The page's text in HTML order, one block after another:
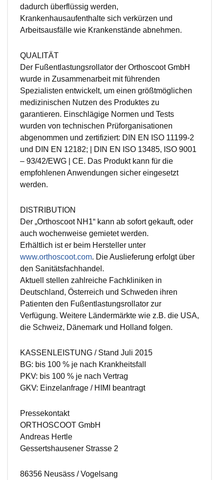
dadurch überflüssig werden,
Krankenhausaufenthalte sich verkürzen und
Arbeitsausfälle wie Krankenstände abnehmen.
QUALITÄT
Der Fußentlastungsrollator der Orthoscoot GmbH
wurde in Zusammenarbeit mit führenden
Spezialisten entwickelt, um einen größtmöglichen
medizinischen Nutzen des Produktes zu
garantieren. Einschlägige Normen und Tests
wurden von technischen Prüforganisationen
abgenommen und zertifiziert: DIN EN ISO 11199-2
und DIN EN 12182; | DIN EN ISO 13485, ISO 9001
– 93/42/EWG | CE. Das Produkt kann für die
empfohlenen Anwendungen sicher eingesetzt
werden.
DISTRIBUTION
Der „Orthoscoot NH1“ kann ab sofort gekauft, oder
auch wochenweise gemietet werden.
Erhältlich ist er beim Hersteller unter
www.orthoscoot.com. Die Auslieferung erfolgt über
den Sanitätsfachhandel.
Aktuell stellen zahlreiche Fachkliniken in
Deutschland, Österreich und Schweden ihren
Patienten den Fußentlastungsrollator zur
Verfügung. Weitere Ländermärkte wie z.B. die USA,
die Schweiz, Dänemark und Holland folgen.
KASSENLEISTUNG / Stand Juli 2015
BG: bis 100 % je nach Krankheitsfall
PKV: bis 100 % je nach Vertrag
GKV: Einzelanfrage / HIMI beantragt
Pressekontakt
ORTHOSCOOT GmbH
Andreas Hertle
Gessertshausener Strasse 2
86356 Neusäss / Vogelsang